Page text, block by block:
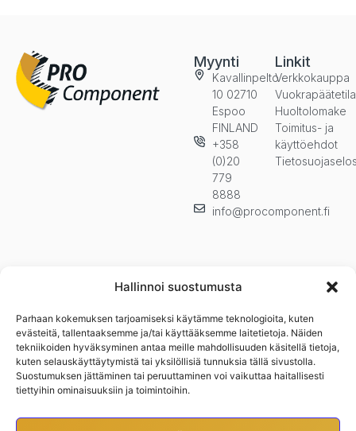
Hallinnoi suostumusta
Parhaan kokemuksen tarjoamiseksi käytämme teknologioita, kuten
evästeitä, tallentaaksemme ja/tai käyttääksemme laitetietoja. Näiden
tekniikoiden hyväksyminen antaa meille mahdollisuuden käsitellä tietoja,
kuten selauskäyttäytymistä tai yksilöllisiä tunnuksia tällä sivustolla.
Suostumuksen jättäminen tai peruuttaminen voi vaikuttaa haitallisesti
tiettyihin ominaisuuksiin ja toimintoihin.
Myynti
Kavallinpelto
10 02710
Espoo
FINLAND
+358
(0)20
779
8888
info@procomponent.fi
Linkit
Verkkokauppa
Huoltolomake
Toimitus- ja
käyttöehdot
Pysy ajan tasalla ja tilaa uutiskirjeemme. Kuulet ensimmäisenä
uutuuksista, kampanjoista ja muista eduistamme.n